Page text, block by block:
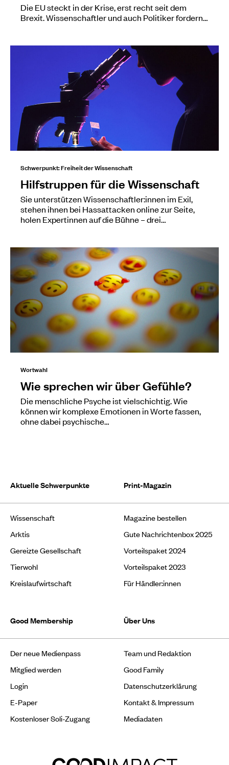
Die EU steckt in der Krise, erst recht seit dem
Brexit. Wissenschaftler und auch Politiker fordern…
Schwerpunkt: Freiheit der Wissenschaft
Hilfstruppen für die Wissenschaft
Sie unterstützen Wissenschaftler:innen im Exil,
stehen ihnen bei Hassattacken online zur Seite,
holen Expertinnen auf die Bühne – drei…
Wortwahl
Wie sprechen wir über Gefühle?
Die menschliche Psyche ist vielschichtig. Wie
können wir komplexe Emotionen in Worte fassen,
ohne dabei psychische…
Aktuelle Schwerpunkte
Wissenschaft
Arktis
Gereizte Gesellschaft
Tierwohl
Kreislaufwirtschaft
Print-Magazin
Magazine bestellen
Gute Nachrichtenbox 2025
Vorteilspaket 2024
Vorteilspaket 2023
Für Händler:innen
Good Membership
Der neue Medienpass
Mitglied werden
Login
E-Paper
Kostenloser Soli-Zugang
Über Uns
Team und Redaktion
Good Family
Datenschutzerklärung
Kontakt & Impressum
Mediadaten